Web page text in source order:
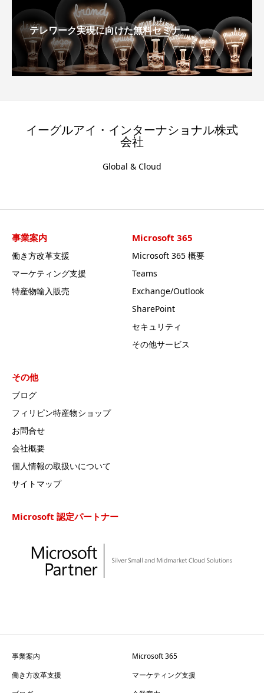
テレワーク実現に向けた無料セミナー
イーグルアイ・インターナショナル株式
会社
Global & Cloud
事業案内
働き方改革支援
マーケティング支援
特産物輸入販売
Microsoft 365
Microsoft 365 概要
Teams
Exchange/Outlook
SharePoint
セキュリティ
その他サービス
その他
ブログ
フィリピン特産物ショップ
お問合せ
会社概要
個人情報の取扱いについて
サイトマップ
Microsoft 認定パートナー
事業案内
Microsoft 365
働き方改革支援
マーケティング支援